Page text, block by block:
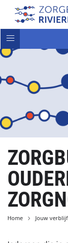
Toggle
navigatie
Home Jouw verblijf